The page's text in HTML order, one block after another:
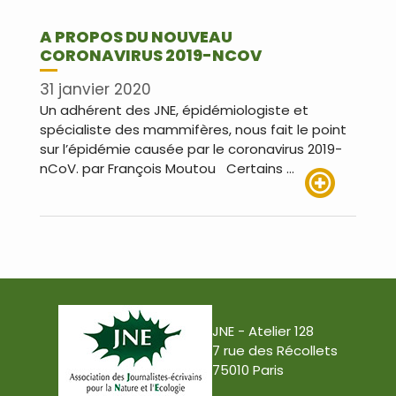
A PROPOS DU NOUVEAU
CORONAVIRUS 2019-NCOV
31 janvier 2020
Un adhérent des JNE, épidémiologiste et
spécialiste des mammifères, nous fait le point
sur l’épidémie causée par le coronavirus 2019-
nCoV. par François Moutou Certains …
JNE - Atelier 128
7 rue des Récollets
75010 Paris